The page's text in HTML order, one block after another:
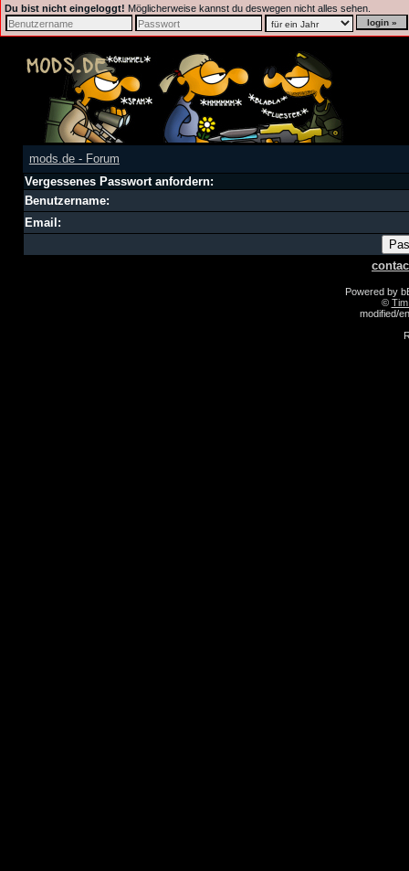
Du bist nicht eingeloggt! Möglicherweise kannst du deswegen nicht alles sehen.
mods.de - Forum
Vergessenes Passwort anfordern:
Benutzername:
Email:
Powered by
©
modified/